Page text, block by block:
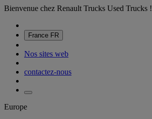
Bienvenue chez Renault Trucks Used Trucks !
France FR
Nos sites web
contactez-nous
Europe